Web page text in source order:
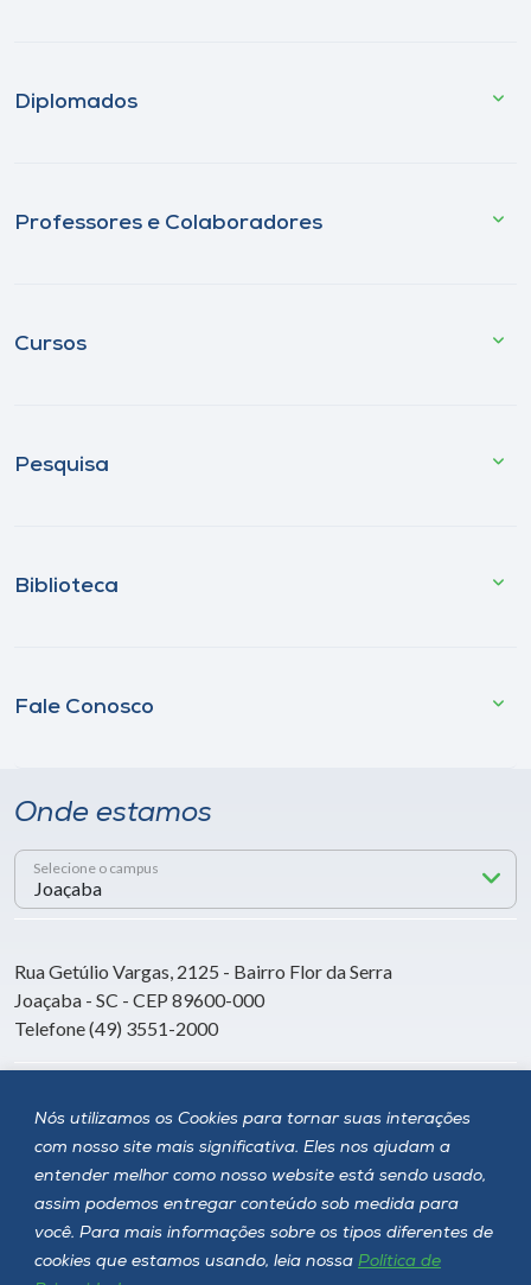
Nós utilizamos os Cookies para tornar suas interações
com nosso site mais significativa. Eles nos ajudam a
entender melhor como nosso website está sendo usado,
assim podemos entregar conteúdo sob medida para
você. Para mais informações sobre os tipos diferentes de
cookies que estamos usando, leia nossa Política de
Diplomados
Professores e Colaboradores
Cursos
Pesquisa
Biblioteca
Fale Conosco
Onde estamos
Selecione o campus
Rua Getúlio Vargas, 2125 - Bairro Flor da Serra
Joaçaba - SC - CEP 89600-000
Telefone (49) 3551-2000
Siga a Unoesc